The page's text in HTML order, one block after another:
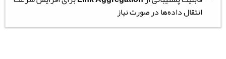
انتقال داده‌ها در صورت نیاز